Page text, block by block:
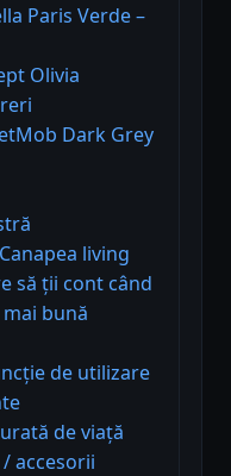
Paris Verde –
Olivia
Dark Grey
living
să ții cont când
bună
de utilizare
de viață
accesorii